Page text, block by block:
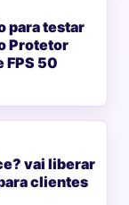
para testar
Protetor
FPS 50
vai liberar
clientes